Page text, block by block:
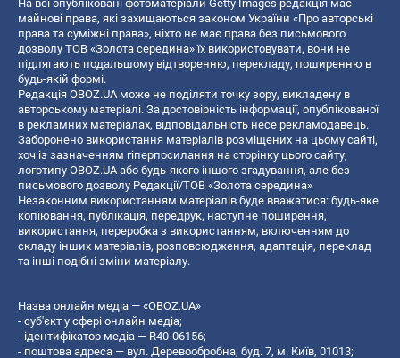
На всі опубліковані фотоматеріали Getty Images редакція має
майнові права, які захищаються законом України «Про авторські
права та суміжні права», ніхто не має права без письмового
дозволу ТОВ «Золота середина» їх використовувати, вони не
підлягають подальшому відтворенню, перекладу, поширенню в
будь-якій формі.
Редакція OBOZ.UA може не поділяти точку зору, викладену в
авторському матеріалі. За достовірність інформації, опублікованої
в рекламних матеріалах, відповідальність несе рекламодавець.
Заборонено використання матеріалів розміщених на цьому сайті,
хоч із зазначенням гіперпосилання на сторінку цього сайту,
логотипу OBOZ.UA або будь-якого іншого згадування, але без
письмового дозволу Редакції/ТОВ «Золота середина»
Незаконним використанням матеріалів буде вважатися: будь-яке
копiювання, публiкацiя, передрук, наступне поширення,
використання, переробка з використанням, включенням до
складу інших матеріалів, розповсюдження, адаптація, переклад
та інші подібні зміни матеріалу.
Назва онлайн медіа — «OBOZ.UA»
- суб'єкт у сфері онлайн медіа;
- ідентифікатор медіа — R40-06156;
- поштова адреса — вул. Деревообробна, буд. 7, м. Київ, 01013;